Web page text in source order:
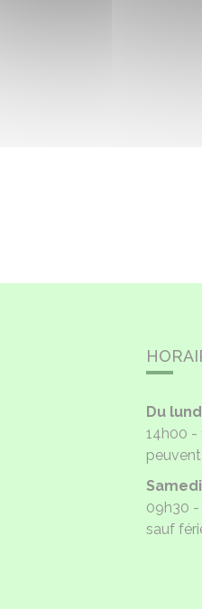
Du
14h00 -
09h30 -
sauf